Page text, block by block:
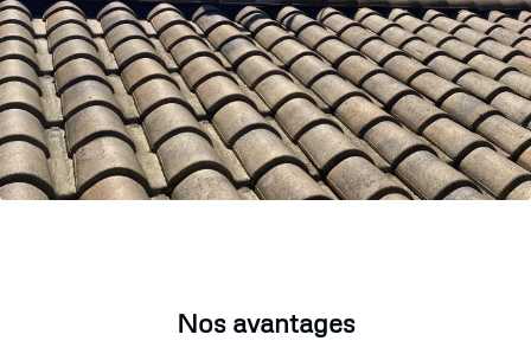
Nos avantages